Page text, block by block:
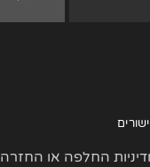
החלפה או החזרה